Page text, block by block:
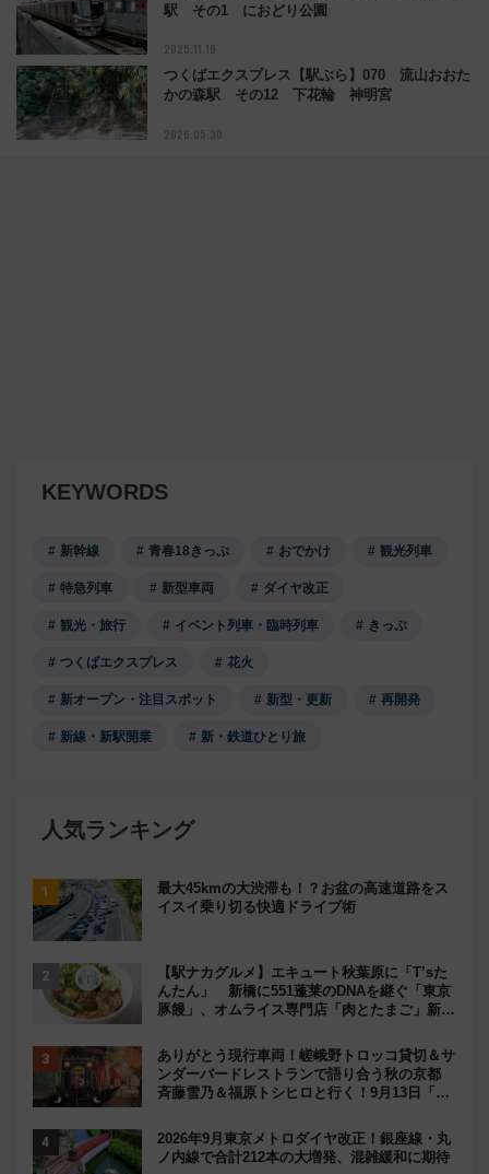
駅 その1 におどり公園
2025.11.19
つくばエクスプレス【駅ぶら】070 流山おおた
かの森駅 その12 下花輪 神明宮
2026.05.30
KEYWORDS
新幹線 青春18きっぷ おでかけ 観光列車
特急列車 新型車両 ダイヤ改正
観光・旅行 イベント列車・臨時列車 きっぷ
つくばエクスプレス 花火
新オープン・注目スポット 新型・更新 再開発
新線・新駅開業 新・鉄道ひとり旅
人気ランキング
最大45kmの大渋滞も！？お盆の高速道路をス
イスイ乗り切る快適ドライブ術
【駅ナカグルメ】エキュート秋葉原に「T’sた
んたん」 新橋に551蓬莱のDNAを継ぐ「東京
豚饅」、オムライス専門店「肉とたまご」新グ
ありがとう現行車両！嵯峨野トロッコ貸切＆サ
ンダーバードレストランで語り合う秋の京都
斉藤雪乃＆福原トシヒロと行く！9月13日「京
2026年9月東京メトロダイヤ改正！銀座線・丸
ノ内線で合計212本の大増発、混雑緩和に期待